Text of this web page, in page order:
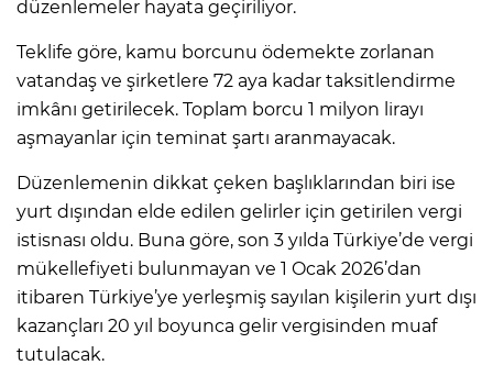
düzenlemeler hayata geçiriliyor.
Teklife göre, kamu borcunu ödemekte zorlanan
vatandaş ve şirketlere 72 aya kadar taksitlendirme
imkânı getirilecek. Toplam borcu 1 milyon lirayı
aşmayanlar için teminat şartı aranmayacak.
Düzenlemenin dikkat çeken başlıklarından biri ise
yurt dışından elde edilen gelirler için getirilen vergi
istisnası oldu. Buna göre, son 3 yılda Türkiye’de vergi
mükellefiyeti bulunmayan ve 1 Ocak 2026’dan
itibaren Türkiye’ye yerleşmiş sayılan kişilerin yurt dışı
kazançları 20 yıl boyunca gelir vergisinden muaf
tutulacak.